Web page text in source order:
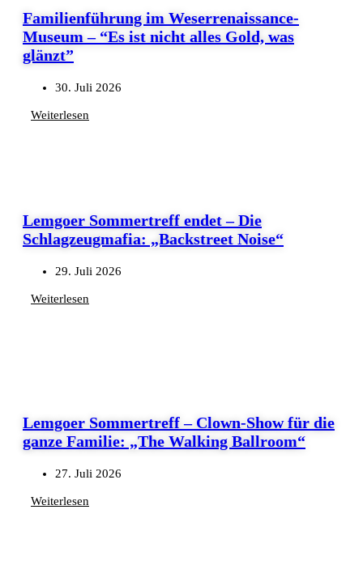
Familienführung im Weserrenaissance-
Museum – “Es ist nicht alles Gold, was
glänzt”
30. Juli 2026
Weiterlesen
Lemgoer Sommertreff endet – Die
Schlagzeugmafia: „Backstreet Noise“
29. Juli 2026
Weiterlesen
Lemgoer Sommertreff – Clown-Show für die
ganze Familie: „The Walking Ballroom“
27. Juli 2026
Weiterlesen